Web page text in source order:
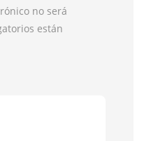
no será
están